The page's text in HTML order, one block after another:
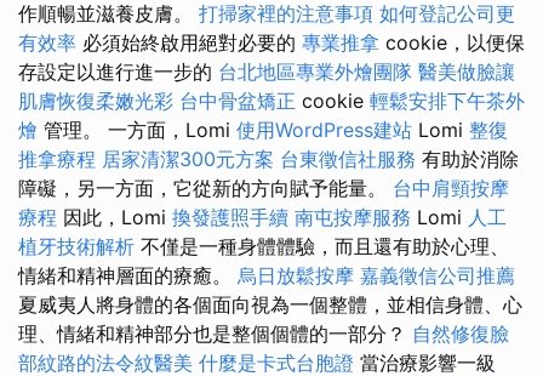
作順暢並滋養皮膚。 打掃家裡的注意事項 如何登記公司更
有效率 必須始終啟用絕對必要的 專業推拿 cookie，以便保
存設定以進行進一步的 台北地區專業外燴團隊 醫美做臉讓
肌膚恢復柔嫩光彩 台中骨盆矯正 cookie 輕鬆安排下午茶外
燴 管理。 一方面，Lomi 使用WordPress建站 Lomi 整復
推拿療程 居家清潔300元方案 台東徵信社服務 有助於消除
障礙，另一方面，它從新的方向賦予能量。 台中肩頸按摩
療程 因此，Lomi 換發護照手續 南屯按摩服務 Lomi 人工
植牙技術解析 不僅是一種身體體驗，而且還有助於心理、
情緒和精神層面的療癒。 烏日放鬆按摩 嘉義徵信公司推薦
夏威夷人將身體的各個面向視為一個整體，並相信身體、心
理、情緒和精神部分也是整個個體的一部分？ 自然修復臉
部紋路的法令紋醫美 什麼是卡式台胞證 當治療影響一級